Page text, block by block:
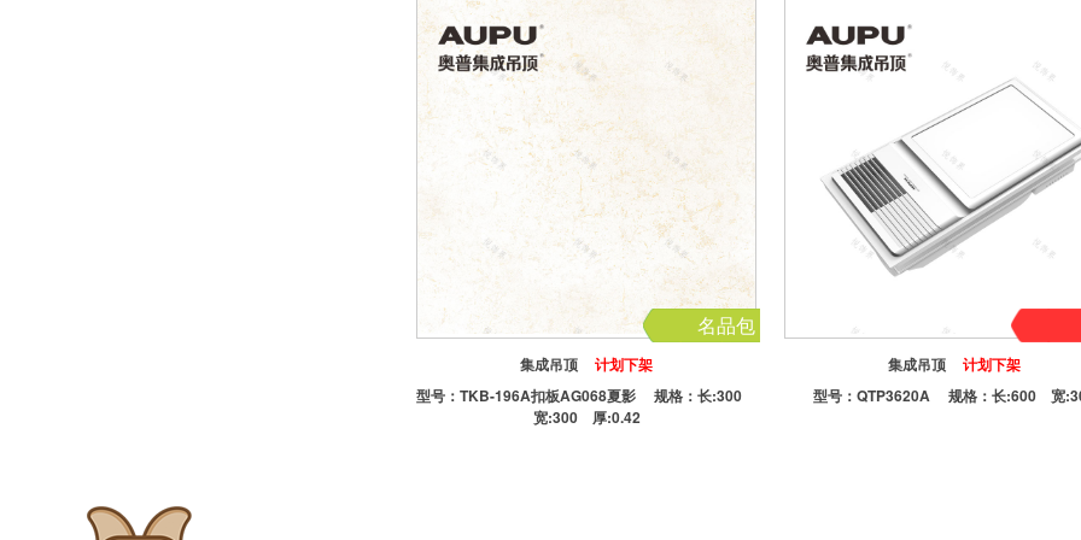
名品包
集成吊顶
计划下架
型号： TKB-196A扣板AG068夏影
规格：长:300
宽:300 厚:0.42
集成吊顶
计划下架
型号： QTP3620A 规格：长:600 宽